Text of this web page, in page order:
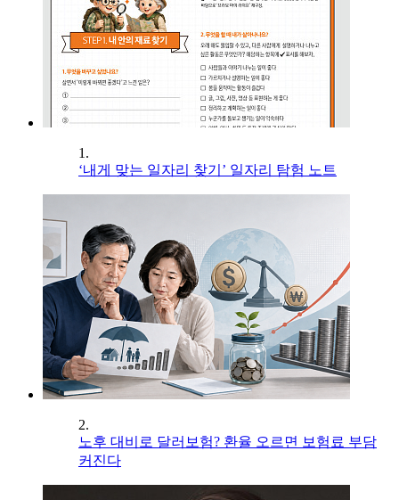
1.
‘내게 맞는 일자리 찾기’ 일자리 탐험 노트
2.
노후 대비로 달러보험? 환율 오르면 보험료 부담
커진다